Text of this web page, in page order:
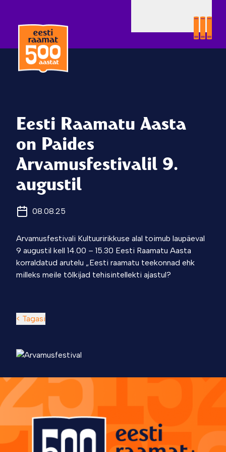
Eesti Raamatu Aasta
on Paides
Arvamusfestivalil 9.
augustil
08.08.25
Arvamusfestivali Kultuuririkkuse alal toimub laupäeval
9 augustil kell 14.00 – 15.30 Eesti Raamatu Aasta
korraldatud arutelu „Eesti raamatu teekonnad ehk
milleks meile tõlkijad tehisintellekti ajastul?
< Tagasi